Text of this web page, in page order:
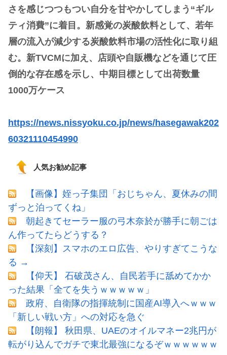
さを感じつつもつい自分を甘やかしてしまう“ギル
ティ消費”に着目。新感覚の炭酸飲料として、若年
層の流入が減少する炭酸飲料市場の活性化に取り組
む。新TVCMに加え、店頭や自販機などを通じて圧
倒的な存在感を示し、中期目標として出荷数量
1000万ケース
https://news.nissyoku.co.jp/news/hasegawak202
60321110454990
人気お勧め記事
【画像】姪っ子集団「おじちゃん、夏休みの間
ずっと泊ってくね」
朝起きてセーラー服の弓木奈於が勝手に朝ごは
ん作ってたらどうする？
【深刻】スマホのエロ広告、やりすぎてこうな
る →
【仰天】 石破茂さん、自民若手に舐めてかか
った結果「全てを失うｗｗｗｗｗ」
政府、自衛隊の指揮統制に国産AI導入へｗｗｗ
「新しい戦い方」への対応を急ぐ
【朗報】 秋田県、UAEのオイルマネー2兆円が
転がり込んでガチで東北最強になるぞｗｗｗｗｗｗ